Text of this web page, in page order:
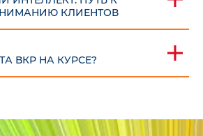
КЛИЕНТОВ
ВКР НА КУРСЕ?